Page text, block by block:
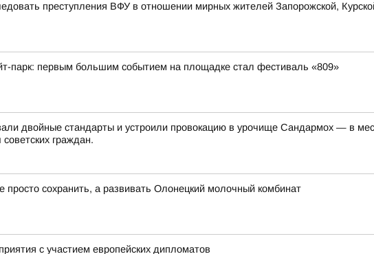
преступления ВФУ в отношении мирных жителей Запорожской,
парк: первым большим событием на площадке стал фестиваль «809»
двойные стандарты и устроили провокацию в урочище Сандармох — в
граждан.
сохранить, а развивать Олонецкий молочный комбинат
с участием европейских дипломатов